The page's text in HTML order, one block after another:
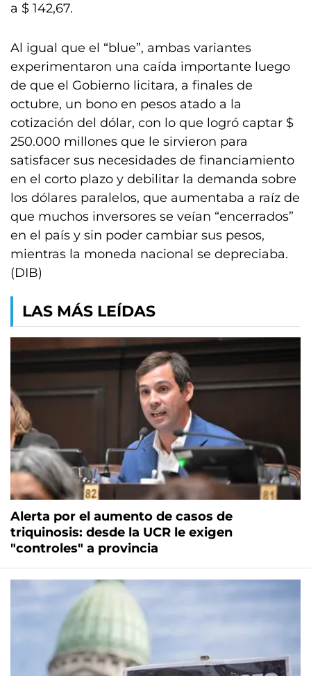
a $ 142,67.
Al igual que el “blue”, ambas variantes
experimentaron una caída importante luego
de que el Gobierno licitara, a finales de
octubre, un bono en pesos atado a la
cotización del dólar, con lo que logró captar $
250.000 millones que le sirvieron para
satisfacer sus necesidades de financiamiento
en el corto plazo y debilitar la demanda sobre
los dólares paralelos, que aumentaba a raíz de
que muchos inversores se veían “encerrados”
en el país y sin poder cambiar sus pesos,
mientras la moneda nacional se depreciaba.
(DIB)
LAS MÁS LEÍDAS
Alerta por el aumento de casos de
triquinosis: desde la UCR le exigen
"controles" a provincia